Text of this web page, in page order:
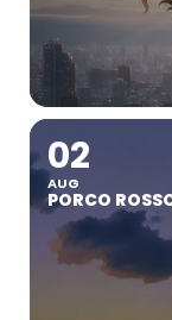
02
AUG
PORCO